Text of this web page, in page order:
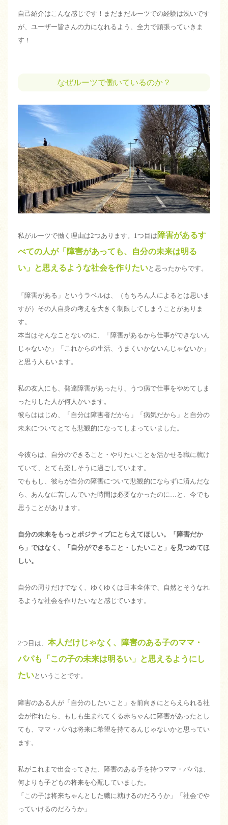
自己紹介はこんな感じです！まだまだルーツでの経験は浅いです
が、ユーザー皆さんの力になれるよう、全力で頑張っていきま
す！
なぜルーツで働いているのか？
私がルーツで働く理由は2つあります。1つ目は障害があるす
べての人が「障害があっても、自分の未来は明る
い」と思えるような社会を作りたいと思ったからです。
「障害がある」というラベルは、（もちろん人によるとは思いま
すが）その人自身の考えを大きく制限してしまうことがありま
す。
本当はそんなことないのに、「障害があるから仕事ができないん
じゃないか」「これからの生活、うまくいかないんじゃないか」
と思う人もいます。
私の友人にも、発達障害があったり、うつ病で仕事をやめてしま
ったりした人が何人かいます。
彼らははじめ、「自分は障害者だから」「病気だから」と自分の
未来についてとても悲観的になってしまっていました。
今彼らは、自分のできること・やりたいことを活かせる職に就け
ていて、とても楽しそうに過ごしています。
でももし、彼らが自分の障害について悲観的にならずに済んだな
ら、あんなに苦しんでいた時間は必要なかったのに…と、今でも
思うことがあります。
自分の未来をもっとポジティブにとらえてほしい。「障害だか
ら」ではなく、「自分ができること・したいこと」を見つめてほ
しい。
自分の周りだけでなく、ゆくゆくは日本全体で、自然とそうなれ
るような社会を作りたいなと感じています。
2つ目は、 本人だけじゃなく、障害のある子のママ・
パパも「この子の未来は明るい」と思えるようにし
たいということです。
障害のある人が「自分のしたいこと」を前向きにとらえられる社
会が作れたら、もしも生まれてくる赤ちゃんに障害があったとし
ても、ママ・パパは将来に希望を持てるんじゃないかと思ってい
ます。
私がこれまで出会ってきた、障害のある子を持つママ・パパは、
何よりも子どもの将来を心配していました。
「この子は将来ちゃんとした職に就けるのだろうか」「社会でや
っていけるのだろうか」